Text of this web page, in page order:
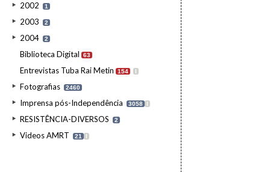
2002 1
2003 2
2004 2
Biblioteca Digital 63
Entrevistas Tuba Rai Metin 154 I
Fotografias 2460
Imprensa pós-Independência 3058 I
RESISTÊNCIA-DIVERSOS 2
Videos AMRT 21 I